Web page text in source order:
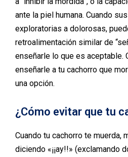
ante la piel humana. Cuando
exploratorias a dolorosas,
retroalimentación similar de
enseñarle lo que es aceptable.
enseñarle a tu cachorro que
una opción.
¿Cómo evitar que tu
Cuando tu cachorro te muerda,
diciendo «¡¡ay!!» (exclamando